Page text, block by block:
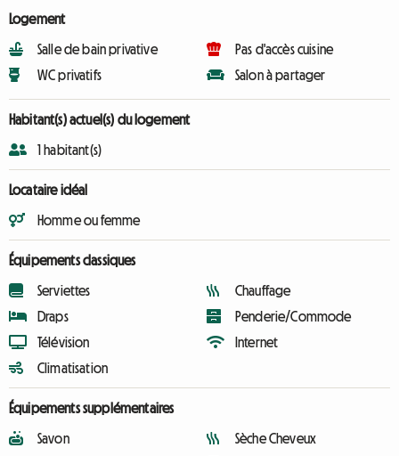
Logement
Salle de bain privative
WC privatifs
Pas d'accès cuisine
Salon à partager
Habitant(s) actuel(s) du logement
1 habitant(s)
Locataire idéal
Homme ou femme
Équipements classiques
Serviettes
Draps
Télévision
Climatisation
Chauffage
Penderie/Commode
Internet
Équipements supplémentaires
Savon
Sèche Cheveux